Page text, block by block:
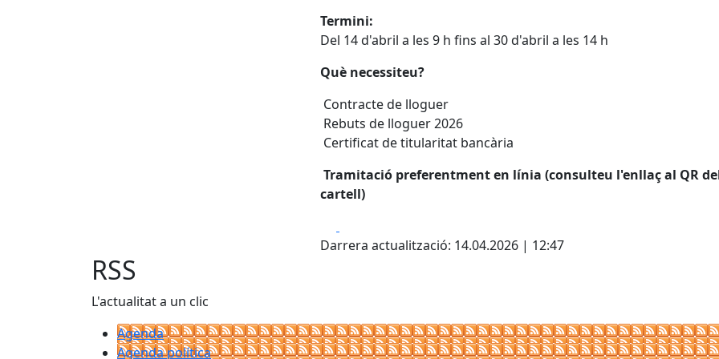
Termini:
Del 14 d'abril a les 9 h fins al 30 d'abril a les 14 h
Què necessiteu?
Contracte de lloguer
Rebuts de lloguer 2026
Certificat de titularitat bancària
Tramitació preferentment en línia (consulteu l'enllaç al QR
cartell)
Darrera actualització: 14.04.2026 | 12:47
RSS
L'actualitat a un clic
Agenda
Agenda política